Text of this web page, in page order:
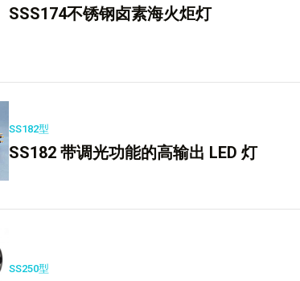
SSS174不锈钢卤素海火炬灯
SS182型
SS182 带调光功能的高输出 LED 灯
SS250型